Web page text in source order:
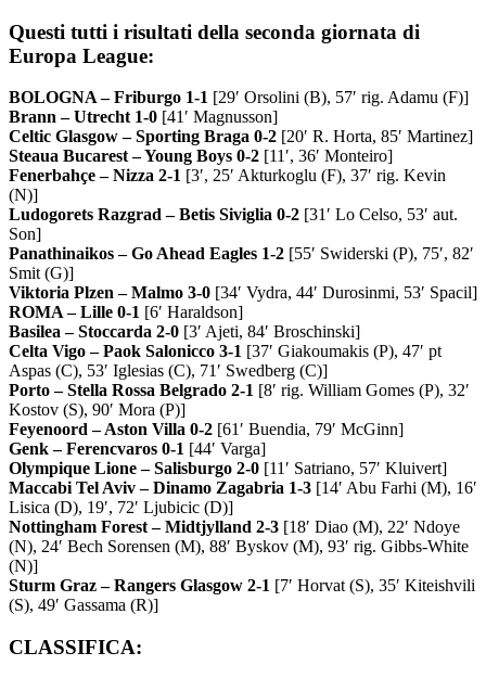
Questi tutti i risultati della seconda giornata di
Europa League:
BOLOGNA – Friburgo 1-1 [29′ Orsolini (B), 57′ rig. Adamu (F)]
Brann – Utrecht 1-0 [41′ Magnusson]
Celtic Glasgow – Sporting Braga 0-2 [20′ R. Horta, 85′ Martinez]
Steaua Bucarest – Young Boys 0-2 [11′, 36′ Monteiro]
Fenerbahçe – Nizza 2-1 [3′, 25′ Akturkoglu (F), 37′ rig. Kevin
(N)]
Ludogorets Razgrad – Betis Siviglia 0-2 [31′ Lo Celso, 53′ aut.
Son]
Panathinaikos – Go Ahead Eagles 1-2 [55′ Swiderski (P), 75′, 82′
Smit (G)]
Viktoria Plzen – Malmo 3-0 [34′ Vydra, 44′ Durosinmi, 53′ Spacil]
ROMA – Lille 0-1 [6′ Haraldson]
Basilea – Stoccarda 2-0 [3′ Ajeti, 84′ Broschinski]
Celta Vigo – Paok Salonicco 3-1 [37′ Giakoumakis (P), 47′ pt
Aspas (C), 53′ Iglesias (C), 71′ Swedberg (C)]
Porto – Stella Rossa Belgrado 2-1 [8′ rig. William Gomes (P), 32′
Kostov (S), 90′ Mora (P)]
Feyenoord – Aston Villa 0-2 [61′ Buendia, 79′ McGinn]
Genk – Ferencvaros 0-1 [44′ Varga]
Olympique Lione – Salisburgo 2-0 [11′ Satriano, 57′ Kluivert]
Maccabi Tel Aviv – Dinamo Zagabria 1-3 [14′ Abu Farhi (M), 16′
Lisica (D), 19′, 72′ Ljubicic (D)]
Nottingham Forest – Midtjylland 2-3 [18′ Diao (M), 22′ Ndoye
(N), 24′ Bech Sorensen (M), 88′ Byskov (M), 93′ rig. Gibbs-White
(N)]
Sturm Graz – Rangers Glasgow 2-1 [7′ Horvat (S), 35′ Kiteishvili
(S), 49′ Gassama (R)]
CLASSIFICA: